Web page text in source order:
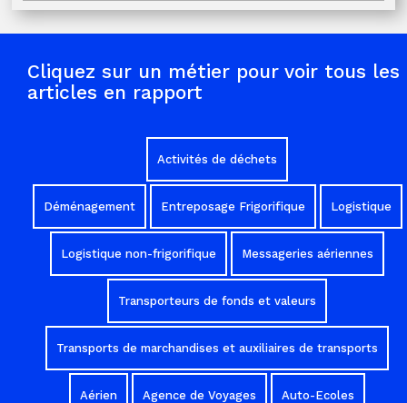
Cliquez sur un métier pour voir tous les
articles en rapport
Activités de déchets
Déménagement Entreposage Frigorifique Logistique
Logistique non-frigorifique Messageries aériennes
Transporteurs de fonds et valeurs
Transports de marchandises et auxiliaires de transports
Aérien Agence de Voyages Auto-Ecoles